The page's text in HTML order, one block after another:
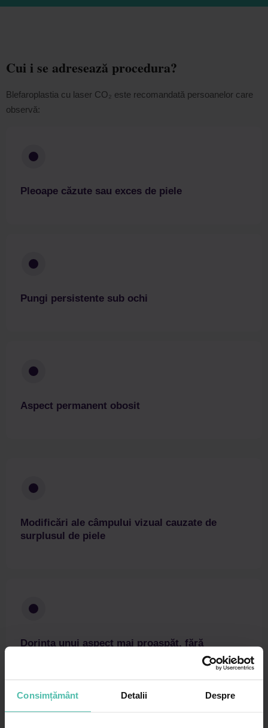
Consimțământ Detalii Despre
Cui i se adresează procedura?
Blefaroplastia cu laser CO₂ este recomandată persoanelor care
observă:
Pleoape căzute sau exces de piele
Pungi persistente sub ochi
Aspect permanent obosit
Modificări ale câmpului vizual cauzate de
surplusul de piele
Dorința unui aspect mai proaspăt, fără